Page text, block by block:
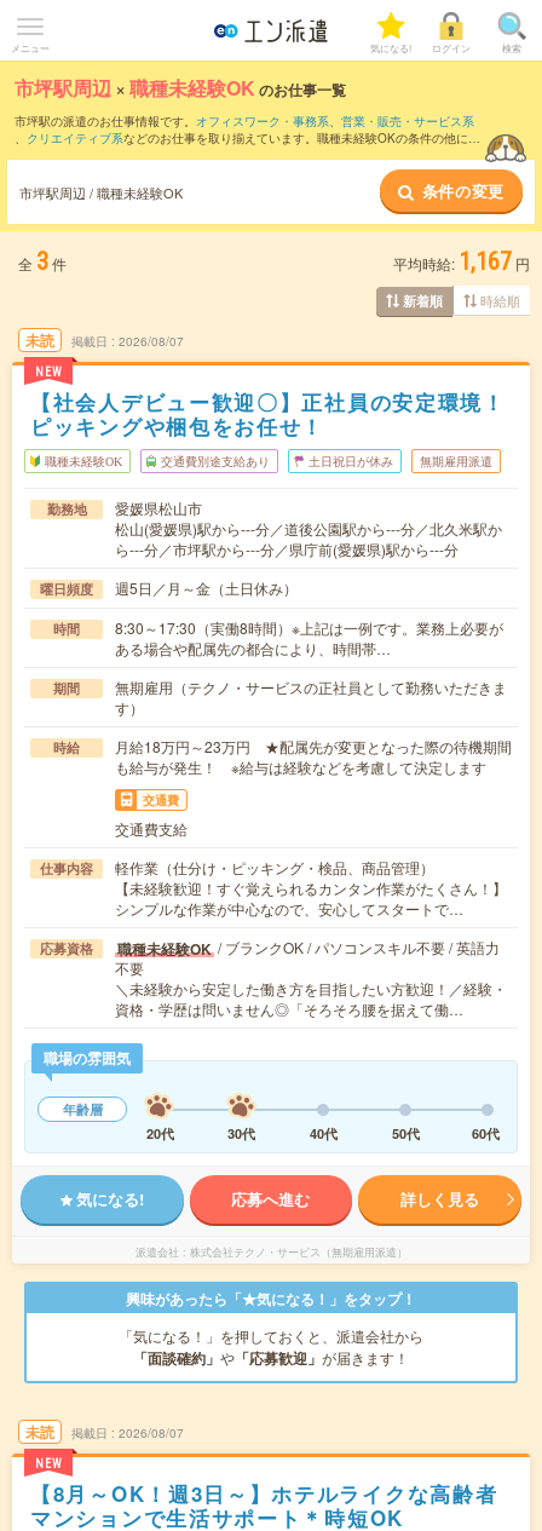
メニュー 気になる! ログイン 検索
市坪駅周辺 ×職種未経験OK のお仕事一覧
市坪駅の派遣のお仕事情報です。 オフィスワーク・事務系、 営業・販売・サービス系
、 クリエイティブ系などのお仕事を取り揃えています。職種未経験OKの条件の他に、
市坪駅周辺 / 職種未経験OK 条件の変更
全 3件 平均時給: 1,167 円
新着順 時給順
未読
NEW
掲載日 2026/08/07
【社会人デビュー歓迎〇】正社員の安定環境！
ピッキングや梱包をお任せ！
職種未経験OK 交通費別途支給あり 土日祝日が休み 無期雇用派遣
勤務地
愛媛県松山市
松山(愛媛県)駅から---分／道後公園駅から---分／北久米駅か
ら---分／市坪駅から---分／県庁前(愛媛県)駅から---分
曜日頻度 週5日／月～金（土日休み）
時間
8:30～17:30（実働8時間）※上記は一例です。業務上必要が
ある場合や配属先の都合により、時間帯…
期間
無期雇用（テクノ・サービスの正社員として勤務いただきま
す）
時給
月給18万円～23万円 ★配属先が変更となった際の待機期間
も給与が発生！ ※給与は経験などを考慮して決定します
交通費
交通費支給
仕事内容
軽作業（仕分け・ピッキング・検品、商品管理）
【未経験歓迎！すぐ覚えられるカンタン作業がたくさん！】
シンプルな作業が中心なので、安心してスタートで…
応募資格 職種未経験OK / ブランクOK / パソコンスキル不要 / 英語力
不要
＼未経験から安定した働き方を目指したい方歓迎！／経験・
資格・学歴は問いません◎「そろそろ腰を据えて働…
職場の雰囲気
年齢層
20代
30代 40代 50代 60代
気になる! 応募へ進む 詳しく見る
派遣会社 株式会社テクノ・サービス（無期雇用派遣）
興味があったら「★気になる！」をタップ！
「気になる！」を押しておくと、派遣会社から
「面談確約」 や 「応募歓迎」 が届きます！
未読
NEW
掲載日 2026/08/07
【8月～OK！週3日～】ホテルライクな高齢者
マンションで生活サポート＊時短OK